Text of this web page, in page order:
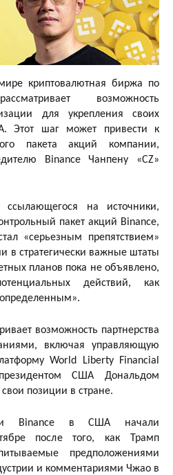
криптовалютная биржа по
возможность
для укрепления своих
Этот шаг может привести к
пакета акций компании,
Binance Чанпену «CZ»
на источники,
пакет акций Binance,
«серьезным препятствием»
в стратегически важные штаты
планов пока не объявлено,
действий, как
возможность партнерства
включая управляющую
World Liberty Financial
США Дональдом
позиции в стране.
Binance в США начали
после того, как Трамп
предположениями
и комментариями Чжао в